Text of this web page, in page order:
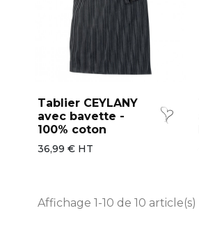
Tablier CEYLANY
avec bavette -
100% coton
36,99 € HT
Affichage 1-10 de 10 article(s)